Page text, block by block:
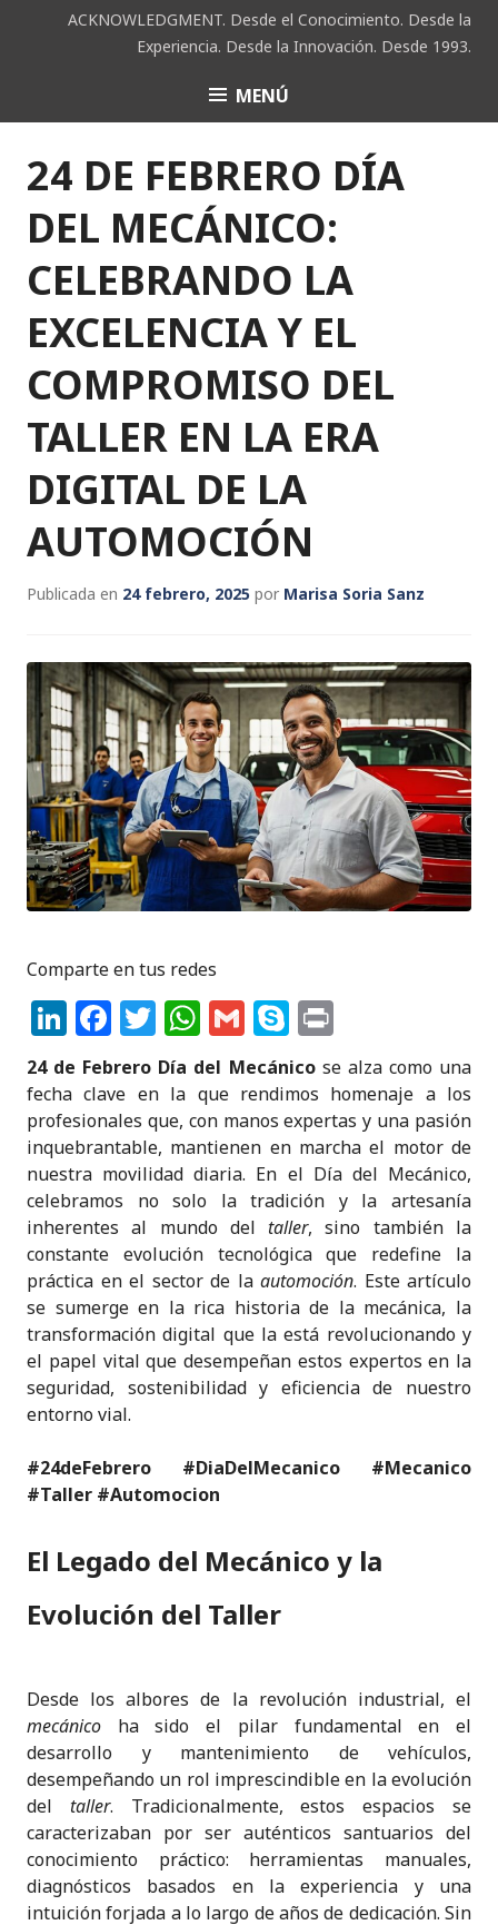
ACKNOWLEDGMENT. Desde el Conocimiento. Desde la
Experiencia. Desde la Innovación. Desde 1993.
ACK MENÚ
24 DE FEBRERO DÍA
DEL MECÁNICO:
CELEBRANDO LA
EXCELENCIA Y EL
COMPROMISO DEL
TALLER EN LA ERA
DIGITAL DE LA
AUTOMOCIÓN
Publicada en 24 febrero, 2025 por Marisa Soria Sanz
Comparte en tus redes
Li
n
k
e
dI
n
F
a
c
e
b
o
o
k
T
w
it
te
r
W
h
a
ts
A
p
p
G
m
ai
l
S
k
y
p
e
ri
n
t
24 de Febrero Día del Mecánicose alza como una
fecha clave en la que rendimos homenaje a los
profesionales que, con manos expertas y una pasión
inquebrantable, mantienen en marcha el motor de
nuestra movilidad diaria. En el Día del Mecánico,
celebramos no solo la tradición y la artesanía
inherentes al mundo deltaller, sino también la
constante evolución tecnológica que redefine la
práctica en el sector de la automoción. Este artículo
se sumerge en la rica historia de la mecánica, la
transformación digital que la está revolucionando y
el papel vital que desempeñan estos expertos en la
seguridad, sostenibilidad y eficiencia de nuestro
entorno vial.
#24deFebrero
#DiaDelMecanico #Mecanico
#Taller #Automocion
El Legado del Mecánico y la
Evolución del Taller
Desde los albores de la revolución industrial, el
mecánico ha sido el pilar fundamental en el
desarrollo y mantenimiento de vehículos,
desempeñando un rol imprescindible en la evolución
del taller. Tradicionalmente, estos espacios se
caracterizaban por ser auténticos santuarios del
conocimiento práctico: herramientas manuales,
diagnósticos basados en la experiencia y una
intuición forjada a lo largo de años de dedicación. Sin